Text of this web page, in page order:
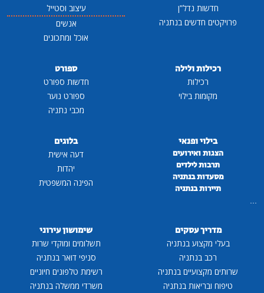
חדשות נדל"ן
פרויקטים חדשים בנתניה
עיצוב וסטייל
אנשים
אוכל ומתכונים
רכילות ולילה
רכילות
מקומות בילוי
ספורט
חדשות ספורט
ספורט נוער
מכבי נתניה
בילוי ופנאי
הצגות ואירועים
תרבות לילדים
מסעדות בנתניה
תיירות בנתניה
בלוגים
דעה אישית
יהדות
הפינה המשפטית
מדריך עסקים
בעלי מקצוע בנתניה
רכב בנתניה
שרותים מקצועיים בנתניה
טיפוח ובריאות בנתניה
שימושון עירוני
תשלומים ומוקדי שרות
סניפי דואר בנתניה
רשימת טלפונים חיוניים
משרדי ממשלה בנתניה